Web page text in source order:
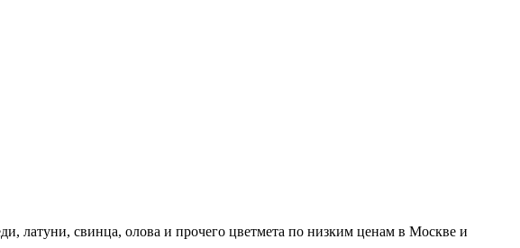
латуни, свинца, олова и прочего цветмета по низким ценам в Москве и